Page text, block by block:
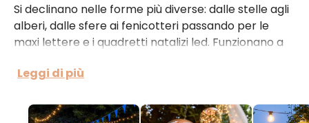
Si declinano nelle forme più diverse: dalle stelle agli
alberi, dalle sfere ai fenicotteri passando per le
maxi lettere e i quadretti natalizi led. Funzionano a
Accanto alle luci a batteria per mensole e pareti
figure luminose più grandi in 3D.
Leggi di più